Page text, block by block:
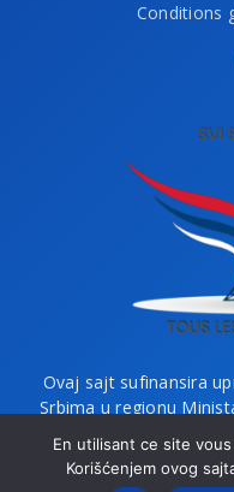
Conditions
Ovaj sajt sufinansira
Srbima u regionu
Srbije i Ministarstvo
En utilisant ce site
Korišćenjem ovog